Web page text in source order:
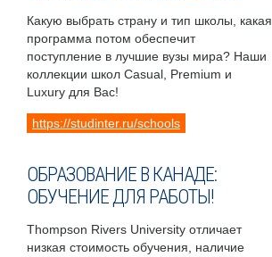
Какую выбрать страну и тип школы, какая
программа потом обеспечит
поступление в лучшие вузы мира? Наши
коллекции школ Casual, Premium и
Luxury для Вас!
https://studinter.ru/schools
ОБРАЗОВАНИЕ В КАНАДЕ:
ОБУЧЕНИЕ ДЛЯ РАБОТЫ!
Thompson Rivers University отличает
низкая стоимость обучения, наличие